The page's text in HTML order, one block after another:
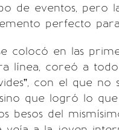
de eventos, pero
perfecto
colocó en las
línea, coreó a
con el que no
que logró lo
besos del